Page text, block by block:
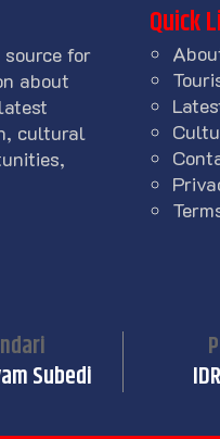
for
about
cultural
Quick
Subedi